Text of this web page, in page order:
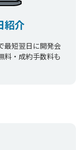
紹介
最短翌日に開発会
料・成約手数料も